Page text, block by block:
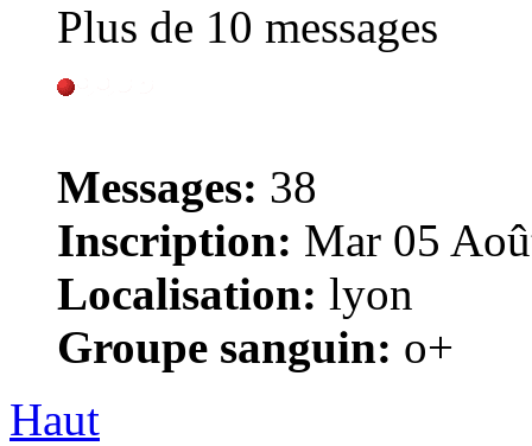
Plus de 10 messages
Messages: 38
Inscription: Mar 05
Localisation: lyon
Groupe sanguin: o+
Haut